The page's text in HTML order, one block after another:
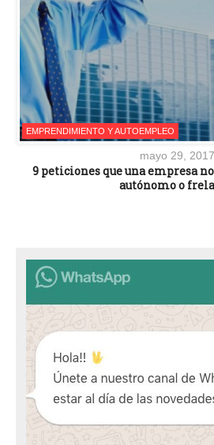
EMPRENDIMIENTO Y AUTOEMPLEO
mayo 29, 2017
9 peticiones que una empresa
autónomo o